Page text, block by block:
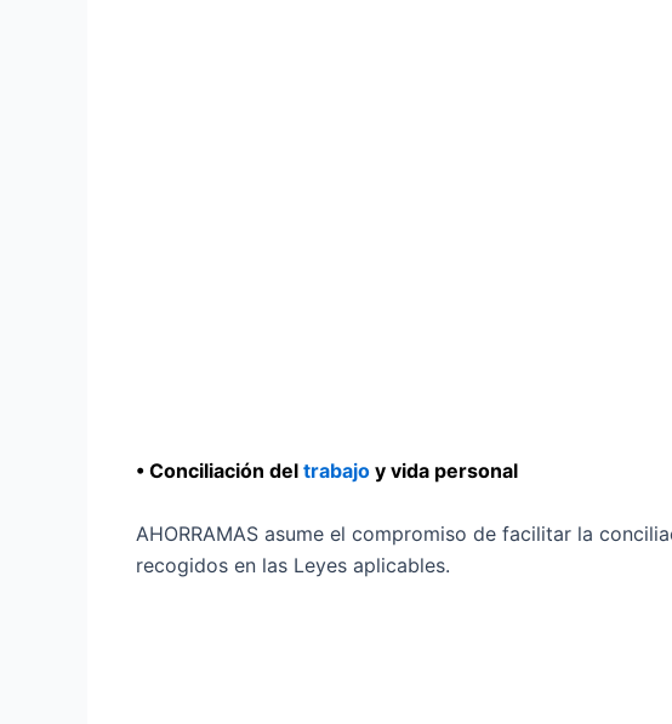
• Conciliación del trabajo y vida personal
AHORRAMAS asume el compromiso de facilitar la
recogidos en las Leyes aplicables.